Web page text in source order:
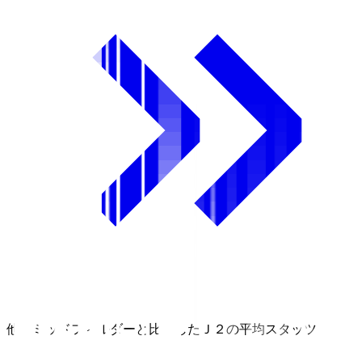
他のミッドフィルダーと比較したＪ２の平均スタッツ